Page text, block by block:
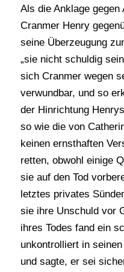
Als die Anklage gegen
Cranmer Henry
seine Überzeugung
„sie nicht schuldig
sich Cranmer wegen
verwundbar, und so
der Hinrichtung
so wie die von
keinen ernsthaften
retten, obwohl einige
sie auf den Tod
letztes privates
sie ihre Unschuld vor
ihres Todes fand ein
unkontrolliert in
und sagte, er sei